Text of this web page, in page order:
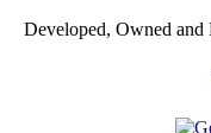
Developed, Owned and